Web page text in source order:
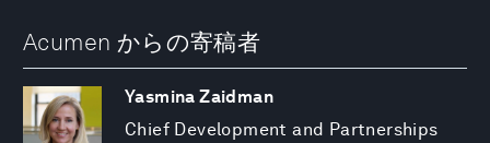
Acumen からの寄稿者
Yasmina Zaidman
Chief Development and Partnerships